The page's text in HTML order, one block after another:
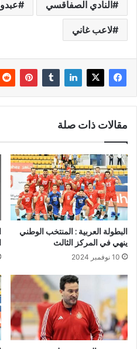
النادي الصفاقسي
لاعب غاني
مقالات ذات صلة
البطولة العربية : المنتخب الوطني
ينهي في المركز الثالث
10 نوفمبر 2024